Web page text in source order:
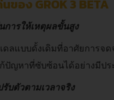
อง GROK 3 BETA
การให้เหตุผลขั้นสูง
ดลแบบดั้งเดิมที่อาศัยการจด
ปัญหาที่ซับซ้อนได้อย่างมีปร
บตัวตามเวลาจริง